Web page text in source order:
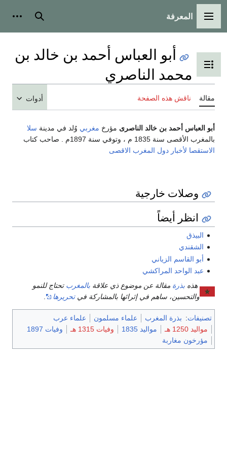
القائمة الرئيسية
المعرفة بحث
تبديل عرض جدول المحتويات
أبو العباس أحمد بن خالد بن
محمد الناصري
مقالة ناقش هذه الصفحة أدوات
أبو العباس أحمد بن خالد الناصرى مؤرخ مغربي وُلد في مدينة سلا
بالمغرب الأقصى سنة 1835 م ، وتوفي سنة 1897م . صاحب كتاب
الاستقصا لأخبار دول المغرب الاقصى
وصلات خارجية
انظر أيضاً
البيذق
الشقندي
أبو القاسم الزياني
عبد الواحد المراكشي
هذه بذرة مقالة عن موضوع ذي علاقة بالمغرب تحتاج للنمو
والتحسين، ساهم في إثرائها بالمشاركة فيتحريرها
تصنيفات: بذرة المغرب علماء مسلمون
علماء عرب
مواليد 1250 هـ
مواليد 1835 وفيات 1315 هـ
وفيات 1897
مؤرخون مغاربة